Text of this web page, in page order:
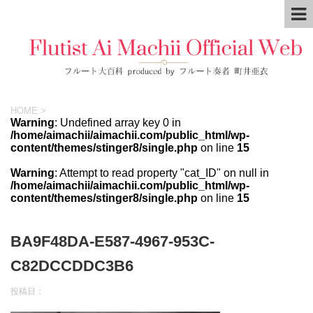
HOME >
Warning: Undefined array key 0 in
/home/aimachii/aimachii.com/public_html/wp-
content/themes/stinger8/single.php on line 15
Warning: Attempt to read property "cat_ID" on null in
/home/aimachii/aimachii.com/public_html/wp-
content/themes/stinger8/single.php on line 15
BA9F48DA-E587-4967-953C-
C82DCCDDC3B6
投稿日：